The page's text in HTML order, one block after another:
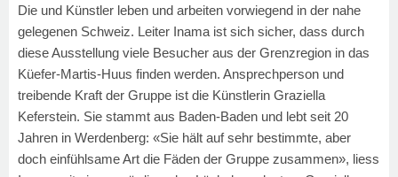
Die und Künstler leben und arbeiten vorwiegend in der nahe
gelegenen Schweiz. Leiter Inama ist sich sicher, dass durch
diese Ausstellung viele Besucher aus der Grenzregion in das
Küefer-Martis-Huus finden werden. Ansprechperson und
treibende Kraft der Gruppe ist die Künstlerin Graziella
Keferstein. Sie stammt aus Baden-Baden und lebt seit 20
Jahren in Werdenberg: «Sie hält auf sehr bestimmte, aber
doch einfühlsame Art die Fäden der Gruppe zusammen», liess